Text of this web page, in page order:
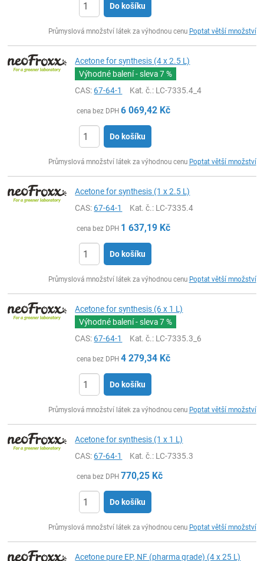
Do košíku
Průmyslová množství látek za výhodnou cenu Poptat větší množství
Acetone for synthesis (4 x 2.5 L)
Výhodné balení - sleva7 %
CAS:67-64-1 Kat. č.: LC-7335.4_4
cena bez DPH 6 069,42 Kč
Do košíku
Průmyslová množství látek za výhodnou cenu Poptat větší množství
Acetone for synthesis (1 x 2.5 L)
CAS:67-64-1 Kat. č.: LC-7335.4
cena bez DPH 1 637,19 Kč
Do košíku
Průmyslová množství látek za výhodnou cenu Poptat větší množství
Acetone for synthesis (6 x 1 L)
Výhodné balení - sleva7 %
CAS:67-64-1 Kat. č.: LC-7335.3_6
cena bez DPH 4 279,34 Kč
Do košíku
Průmyslová množství látek za výhodnou cenu Poptat větší množství
Acetone for synthesis (1 x 1 L)
CAS:67-64-1 Kat. č.: LC-7335.3
cena bez DPH 770,25 Kč
Do košíku
Průmyslová množství látek za výhodnou cenu Poptat větší množství
Acetone pure EP, NF (pharma grade) (4 x 25 L)